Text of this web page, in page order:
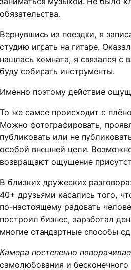
обязательства.
Вернувшись из поездки, я
студию играть на гитаре.
нашлась комната, я связался с
буду собирать инструменты.
Именно поэтому действие
То же самое происходит с
Можно фотографировать,
публиковать или не
особой внешней цели.
возвращают ощущение
В близких дружеских
40+ друзьями касались того,
по-настоящему радовать
построил бизнес, заработал
многие стандартные способы
Камера постепенно
самолюбования и